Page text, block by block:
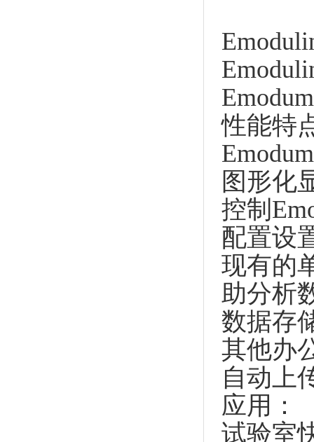
性能特
图形化
控制
配置设
现有的
助分析
数据存
其他办
自动上
应用：
试验室